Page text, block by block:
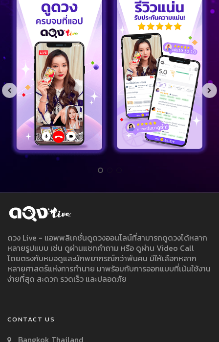
ดวง Live - แอพพลิเคชั่นดูดวงออนไลน์ที่สามารถดูดวงได้หลาก
หลายรูปแบบ เช่น ดูผ่านแชทคำถาม หรือ ดูผ่าน Video Call
โดยตรงกับหมอดูและนักพยากรณ์กว่าพันคน มีให้เลือกหลาก
หลายศาสตร์แห่งการทำนาย มาพร้อมกับการออกแบบที่เน้นใช้งาน
ง่ายที่สุด สะดวก รวดเร็ว และปลอดภัย
CONTACT US
Bangkok Thailand